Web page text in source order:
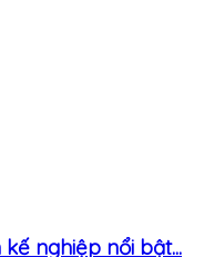
nghiệp nổi bật...